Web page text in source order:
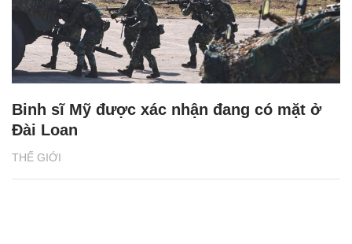
THẾ GIỚI
Binh sĩ Mỹ được xác nhận đang có mặt ở
Đài Loan